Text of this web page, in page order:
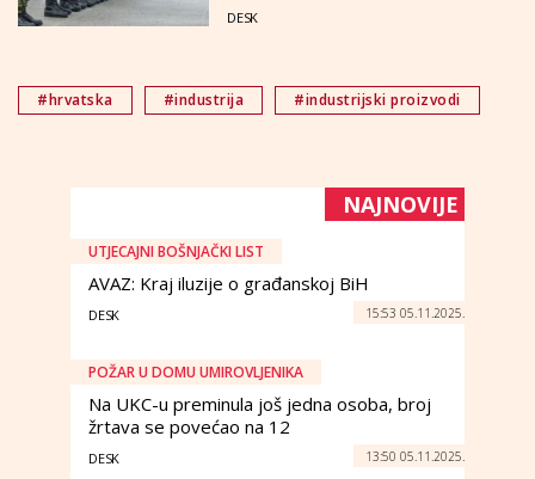
DESK
#hrvatska #industrija #industrijski proizvodi
NAJNOVIJE
UTJECAJNI BOŠNJAČKI LIST
AVAZ: Kraj iluzije o građanskoj BiH
DESK 15:53 05.11.2025.
POŽAR U DOMU UMIROVLJENIKA
Na UKC-u preminula još jedna osoba, broj
žrtava se povećao na 12
DESK 13:50 05.11.2025.